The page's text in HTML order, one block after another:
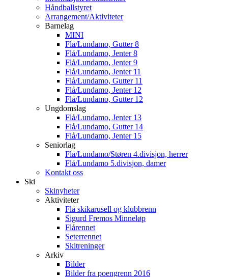
Håndballstyret
Arrangement/Aktiviteter
Barnelag
MINI
Flå/Lundamo, Gutter 8
Flå/Lundamo, Jenter 8
Flå/Lundamo, Jenter 9
Flå/Lundamo, Jenter 11
Flå/Lundamo, Gutter 11
Flå/Lundamo, Jenter 12
Flå/Lundamo, Gutter 12
Ungdomslag
Flå/Lundamo, Jenter 13
Flå/Lundamo, Gutter 14
Flå/Lundamo, Jenter 15
Seniorlag
Flå/Lundamo/Støren 4.divisjon, herrer
Flå/Lundamo 5.divisjon, damer
Kontakt oss
Ski
Skinyheter
Aktiviteter
Flå skikarusell og klubbrenn
Sigurd Fremos Minneløp
Flårennet
Seterrennet
Skitreninger
Arkiv
Bilder
Bilder fra poengrenn 2016